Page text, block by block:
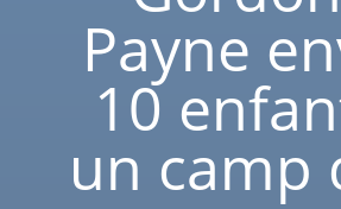
Payne
10
un camp